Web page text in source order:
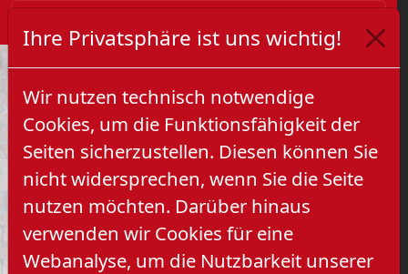
Ihre Privatsphäre ist uns wichtig!
Wir nutzen technisch notwendige
Cookies, um die Funktionsfähigkeit der
Seiten sicherzustellen. Diesen können Sie
nicht widersprechen, wenn Sie die Seite
nutzen möchten. Darüber hinaus
verwenden wir Cookies für eine
Webanalyse, um die Nutzbarkeit unserer
Previous Next